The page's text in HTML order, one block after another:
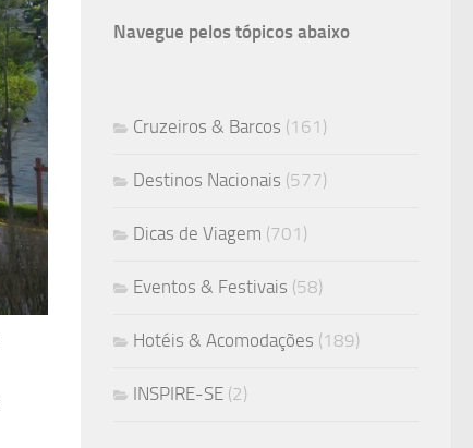
Navegue pelos tópicos abaixo
Cruzeiros & Barcos (161)
Destinos Nacionais (577)
Dicas de Viagem (701)
Eventos & Festivais (58)
Hotéis & Acomodações (189)
INSPIRE-SE (2)